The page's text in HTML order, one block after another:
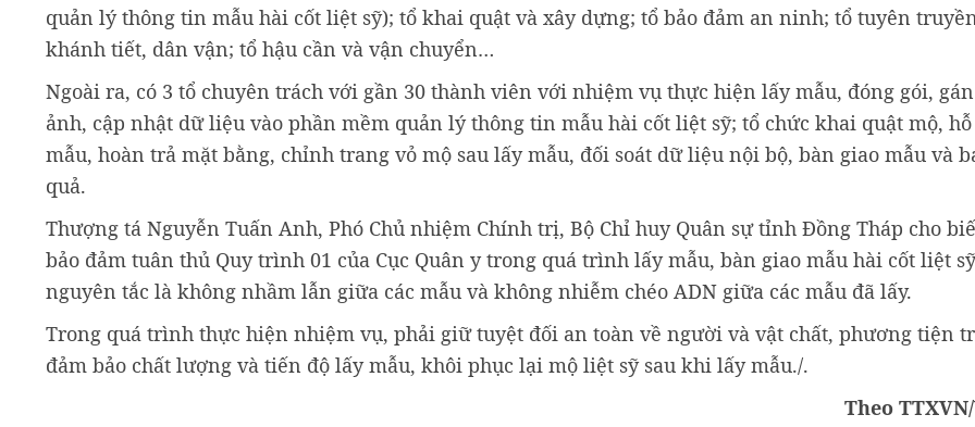
quản lý thông tin mẫu hài cốt liệt sỹ); tổ khai quật và xây dựng; tổ bảo đảm an ninh; tổ tuyên
khánh tiết, dân vận; tổ hậu cần và vận chuyển…
Ngoài ra, có 3 tổ chuyên trách với gần 30 thành viên với nhiệm vụ thực hiện lấy mẫu, đóng gói,
ảnh, cập nhật dữ liệu vào phần mềm quản lý thông tin mẫu hài cốt liệt sỹ; tổ chức khai quật mộ,
mẫu, hoàn trả mặt bằng, chỉnh trang vỏ mộ sau lấy mẫu, đối soát dữ liệu nội bộ, bàn giao mẫu và
quả.
Thượng tá Nguyễn Tuấn Anh, Phó Chủ nhiệm Chính trị, Bộ Chỉ huy Quân sự tỉnh Đồng Tháp cho
bảo đảm tuân thủ Quy trình 01 của Cục Quân y trong quá trình lấy mẫu, bàn giao mẫu hài cốt liệt
nguyên tắc là không nhầm lẫn giữa các mẫu và không nhiễm chéo ADN giữa các mẫu đã lấy.
Trong quá trình thực hiện nhiệm vụ, phải giữ tuyệt đối an toàn về người và vật chất, phương tiện
đảm bảo chất lượng và tiến độ lấy mẫu, khôi phục lại mộ liệt sỹ sau khi lấy mẫu./.
Theo